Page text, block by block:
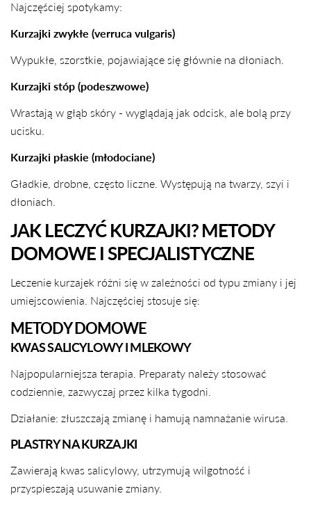
Najczęściej spotykamy:
Kurzajki zwykłe (verruca vulgaris)
Wypukłe, szorstkie, pojawiające się głównie na dłoniach.
Kurzajki stóp (podeszwowe)
Wrastają w głąb skóry - wyglądają jak odcisk, ale bolą przy
ucisku.
Kurzajki płaskie (młodociane)
Gładkie, drobne, często liczne. Występują na twarzy, szyi i
dłoniach.
JAK LECZYĆ KURZAJKI? METODY
DOMOWE I SPECJALISTYCZNE
Leczenie kurzajek różni się w zależności od typu zmiany i jej
umiejscowienia. Najczęściej stosuje się:
METODY DOMOWE
KWAS SALICYLOWY I MLEKOWY
Najpopularniejsza terapia. Preparaty należy stosować
codziennie, zazwyczaj przez kilka tygodni.
Działanie: złuszczają zmianę i hamują namnażanie wirusa.
PLASTRY NA KURZAJKI
Zawierają kwas salicylowy, utrzymują wilgotność i
przyspieszają usuwanie zmiany.